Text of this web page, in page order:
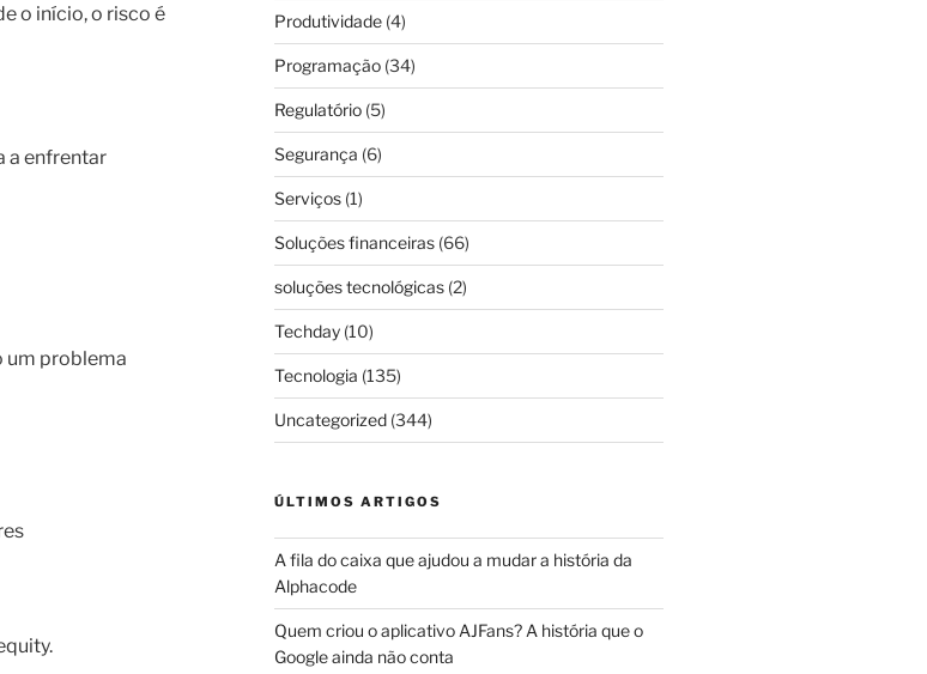
o início, o risco é
a enfrentar
um problema
Produtividade(4)
Programação(34)
Regulatório(5)
Segurança (6)
Serviços(1)
Soluções financeiras(66)
soluções tecnológicas(2)
Techday(10)
Tecnologia (135)
Uncategorized(344)
ÚLTIMOS ARTIGOS
A fila do caixa que ajudou a mudar a história da
Alphacode
Quem criou o aplicativo AJFans? A história que o
Google ainda não conta